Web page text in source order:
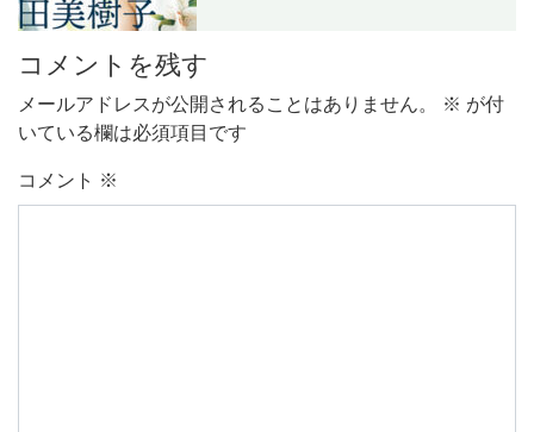
コメントを残す
メールアドレスが公開されることはありません。 ※ が付
いている欄は必須項目です
コメント ※